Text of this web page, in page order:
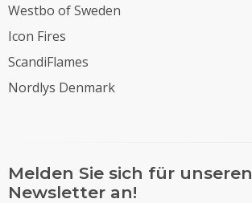
Westbo of Sweden
Icon Fires
ScandiFlames
Nordlys Denmark
Melden Sie sich für unseren
Newsletter an!